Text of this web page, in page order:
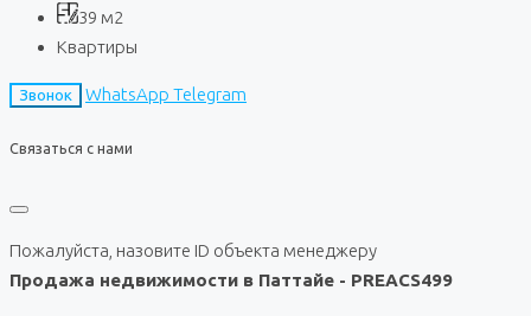
39 м2
Квартиры
Звонок WhatsApp Telegram
Связаться с нами
Пожалуйста, назовите ID объекта менеджеру
Продажа недвижимости в Паттайе - PREACS499